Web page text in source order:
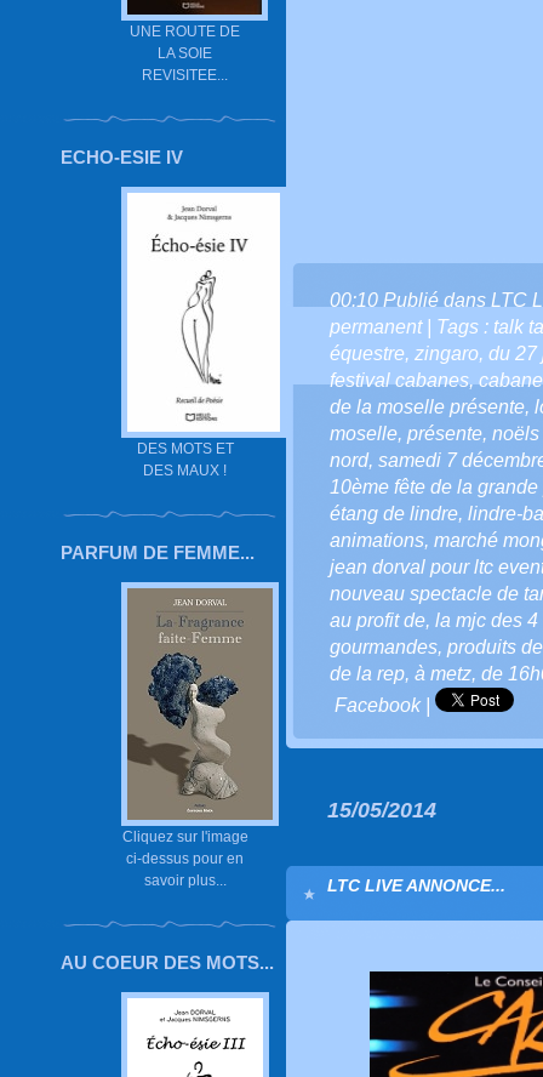
UNE ROUTE DE
LA SOIE
REVISITEE...
ECHO-ESIE IV
DES MOTS ET
DES MAUX !
PARFUM DE FEMME...
Cliquez sur l'image
ci-dessus pour en
savoir plus...
AU COEUR DES MOTS...
00:10 Publié dans LTC
permanent| Tags : talk
équestre, zingaro, du 27
festival cabanes,
de la moselle présente,
moselle, présente, noëls
nord, samedi 7
10ème fête de la
étang de lindre, lindre-
animations, marché
jean dorval pour ltc
nouveau spectacle de
au profit de, la mjc des 4
gourmandes, produits
de la rep, à metz, de
Facebook|
15/05/2014
LTC LIVE ANNONCE...